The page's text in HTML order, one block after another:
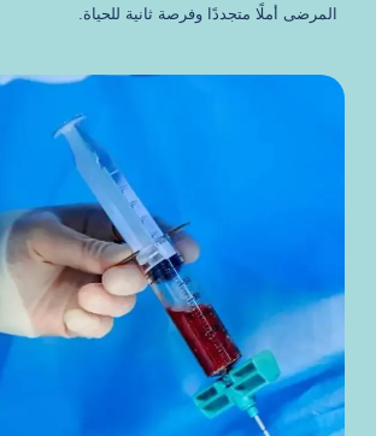
المرضى أملًا متجددًا وفرصة ثانية للحياة.